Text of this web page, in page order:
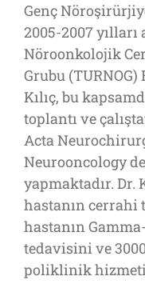
Genç
2005-2007 yılları
Nöroonkolojik
Grubu (TURNOG)
Kılıç, bu
toplantı ve
Acta
Neurooncology
yapmaktadır. Dr.
hastanın cerrahi
hastanın
tedavisini ve
poliklinik